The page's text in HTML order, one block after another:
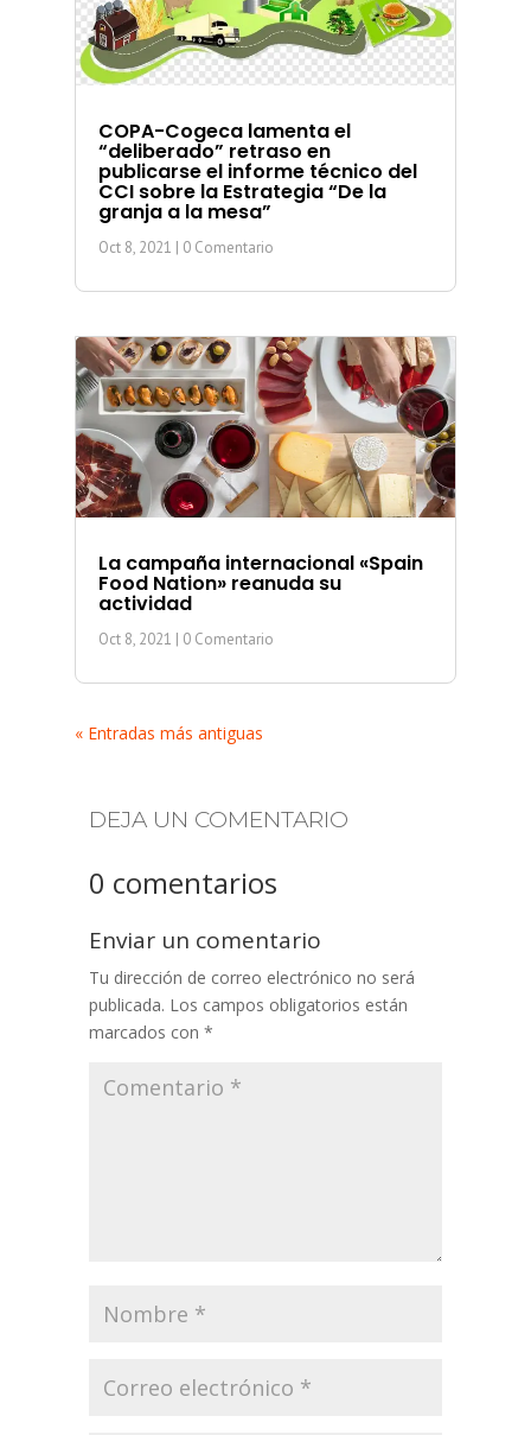
COPA-Cogeca lamenta el
“deliberado” retraso en
publicarse el informe técnico del
CCI sobre la Estrategia “De la
granja a la mesa”
Oct 8, 2021 | 0 Comentario
La campaña internacional «Spain
Food Nation» reanuda su
actividad
Oct 8, 2021 | 0 Comentario
« Entradas más antiguas
DEJA UN COMENTARIO
0 comentarios
Enviar un comentario
Tu dirección de correo electrónico no será
publicada. Los campos obligatorios están
marcados con *